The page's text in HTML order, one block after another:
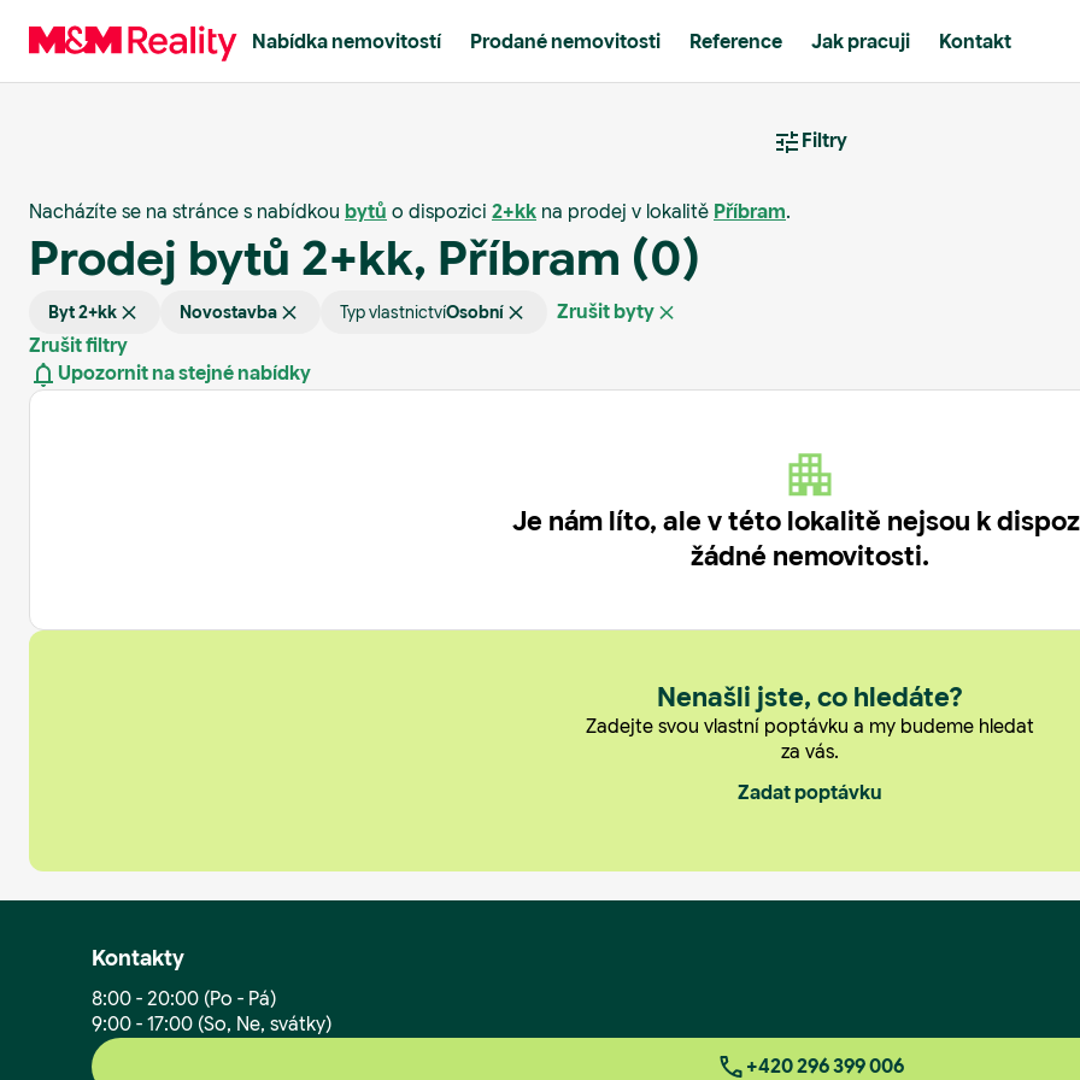
Nabídka nemovitostí Prodané nemovitosti Reference Jak pracuji Kontakt
Filtry
Nacházíte se na stránce s nabídkou bytů o dispozici 2+kk na prodej v lokalitě Příbram.
Prodej bytů 2+kk, Příbram (0)
Byt 2+kk Novostavba Typ vlastnictvíOsobní
Zrušit byty
Zrušit filtry
Upozornit na stejné nabídky
Je nám líto, ale v této lokalitě nejsou k
žádné nemovitosti.
Nenašli jste, co hledáte?
Zadejte svou vlastní poptávku a my budeme hledat
za vás.
Zadat poptávku
Kontakty
8:00 - 20:00 (Po - Pá)
9:00 - 17:00 (So, Ne, svátky)
+420 296 399 006